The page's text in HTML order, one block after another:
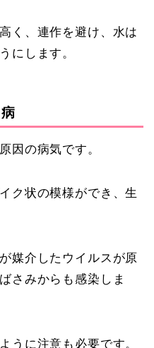
く、連作を避け、水は
にします。
因の病気です。
ク状の模様ができ、生
媒介したウイルスが原
さみからも感染しま
うに注意も必要です。